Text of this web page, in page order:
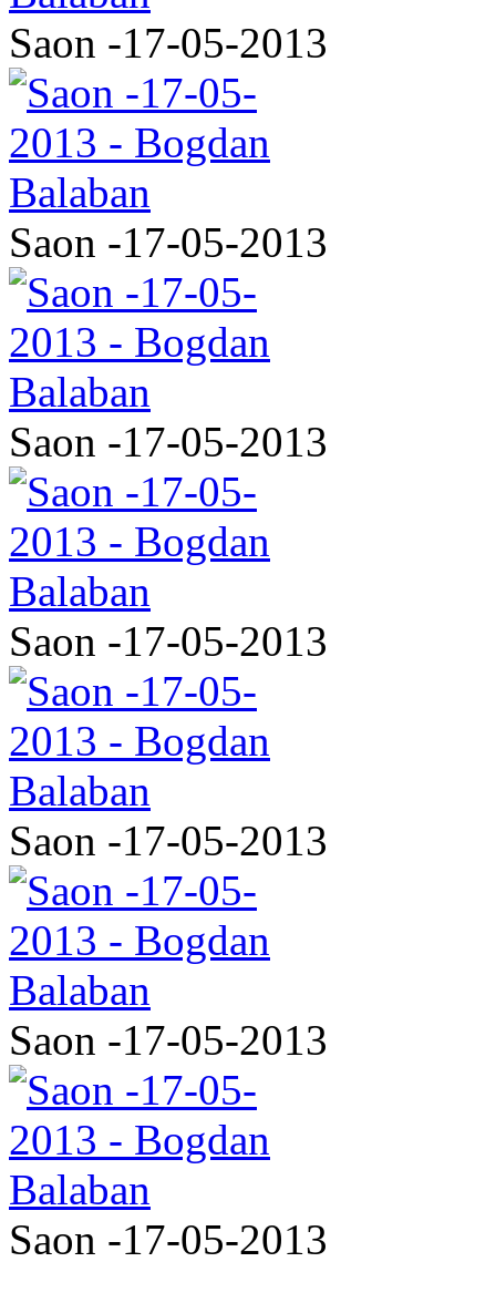
Saon -17-05-2013
Saon -17-05-2013
Saon -17-05-2013
Saon -17-05-2013
Saon -17-05-2013
Saon -17-05-2013
Saon -17-05-2013